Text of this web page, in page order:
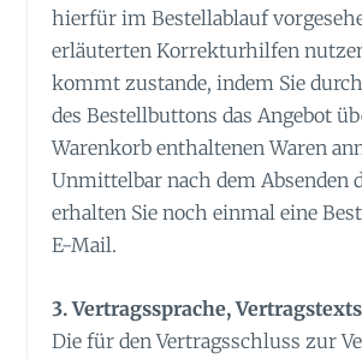
hierfür im Bestellablauf
erläuterten Korrekturhilfen
kommt zustande, indem Sie
des Bestellbuttons das Angebot
Warenkorb enthaltenen Waren
Unmittelbar nach dem Absenden
erhalten Sie noch einmal eine
E-Mail.
3. Vertragssprache,
Die für den Vertragsschluss zur